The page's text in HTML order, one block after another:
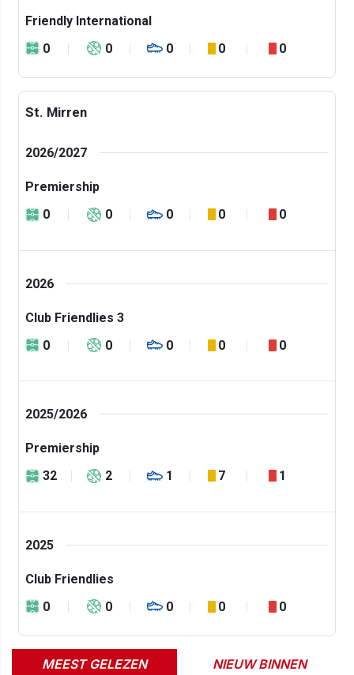
Friendly International
0
0 0 0 0
St. Mirren
2026/2027
Premiership
0
0 0 0 0
2026
Club Friendlies 3
0
0 0 0 0
2025/2026
Premiership
32
2 1 7 1
2025
Club Friendlies
0
0 0 0 0
MEEST GELEZEN NIEUW BINNEN